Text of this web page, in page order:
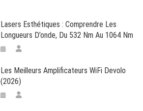
Lasers Esthétiques : Comprendre Les
Longueurs D’onde, Du 532 Nm Au 1064 Nm
Les Meilleurs Amplificateurs WiFi Devolo
(2026)